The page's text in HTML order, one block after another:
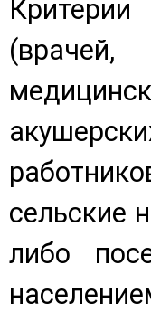
сельские
либо